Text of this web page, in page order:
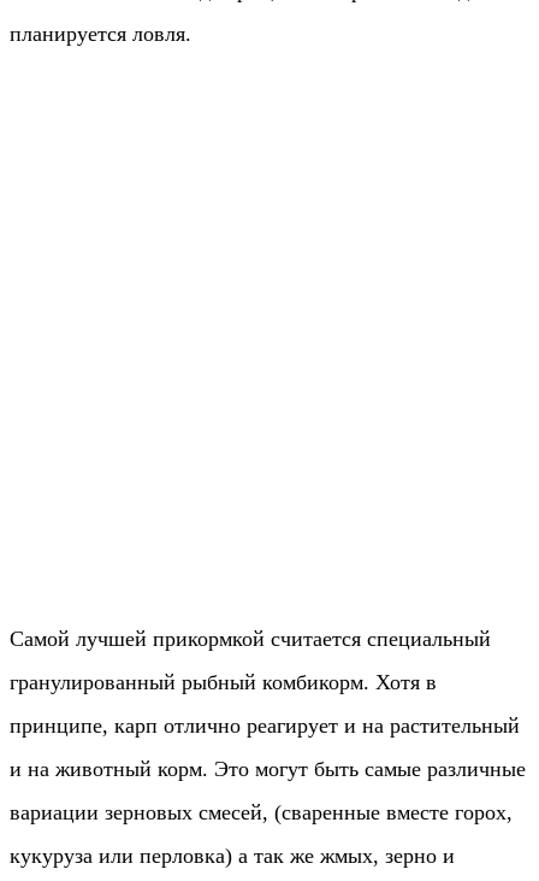
планируется ловля.
Самой лучшей прикормкой считается специальный
гранулированный рыбный комбикорм. Хотя в
принципе, карп отлично реагирует и на растительный
и на животный корм. Это могут быть самые различные
вариации зерновых смесей, (сваренные вместе горох,
кукуруза или перловка) а так же жмых, зерно и